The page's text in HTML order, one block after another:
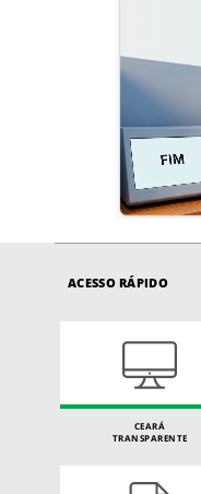
ACESSO RÁPIDO
CEARÁ
TRANSPARENTE